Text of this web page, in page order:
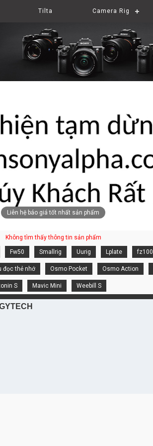
Tilta Camera Rig
Liên hệ báo giá tốt nhất sản phẩm
Không tìm thấy thông tin sản phẩm
Fw50 Smallrig Uurig Lplate fz100
đọc thẻ nhớ Osmo Pocket Osmo Action
S Mavic Mini Weebill S